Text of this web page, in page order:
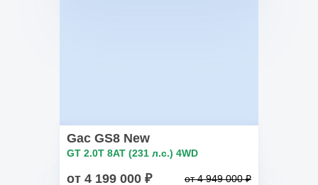
Gac GS8 New
GT 2.0T 8AT (231 л.с.) 4WD
от 4 199 000 ₽ от 4 949 000 ₽